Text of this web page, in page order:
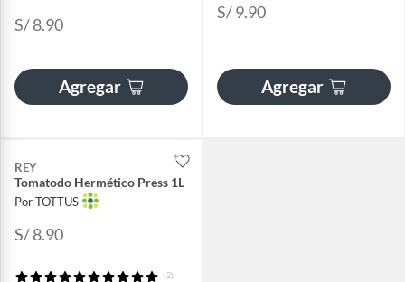
S/ 8.90
Agregar
S/ 9.90
Agregar
REY
Tomatodo Hermético Press 1L
Por TOTTUS
S/ 8.90
(2)